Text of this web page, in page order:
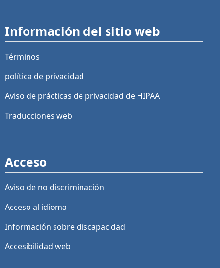
Información del sitio web
Términos
política de privacidad
Aviso de prácticas de privacidad de HIPAA
Traducciones web
Acceso
Aviso de no discriminación
Acceso al idioma
Información sobre discapacidad
Accesibilidad web